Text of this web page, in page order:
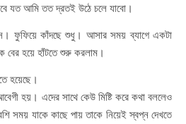
যত আমি তত দ্রতই উঠে চলে যাবো।
ফুফিয়ে কাঁদছে শুধু। আসার সময় ব্যাগে একটা
বের হয়ে হাঁটতে শুরু করলাম।
হয়েছে।
হয়। এদের সাথে কেউ মিষ্টি করে কথা বললেও
সময় যাকে কাছে পায় তাকে নিয়েই স্বপ্ন দেখতে